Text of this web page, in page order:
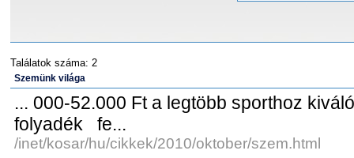
Találatok száma: 2
Szemünk világa
... 000-52.000 Ft a legtöbb sporthoz
folyadék fe...
/inet/kosar/hu/cikkek/2010/oktober/szem.html